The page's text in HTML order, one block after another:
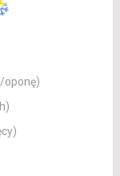
oponę)